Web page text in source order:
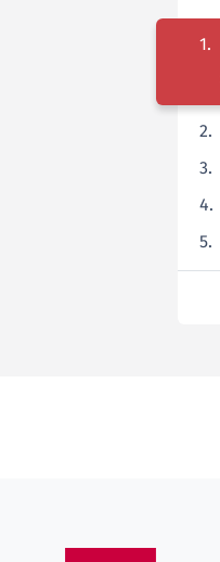
1.
2.
3.
4.
5.